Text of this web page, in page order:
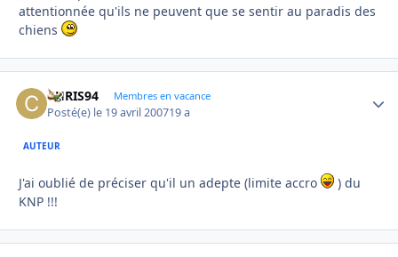
attentionnée qu'ils ne peuvent que se sentir au paradis des
chiens
CHRIS94 Membres en vacance
Posté(e) le 19 avril 200719 a
AUTEUR
J'ai oublié de préciser qu'il un adepte (limite accro
) du
KNP !!!